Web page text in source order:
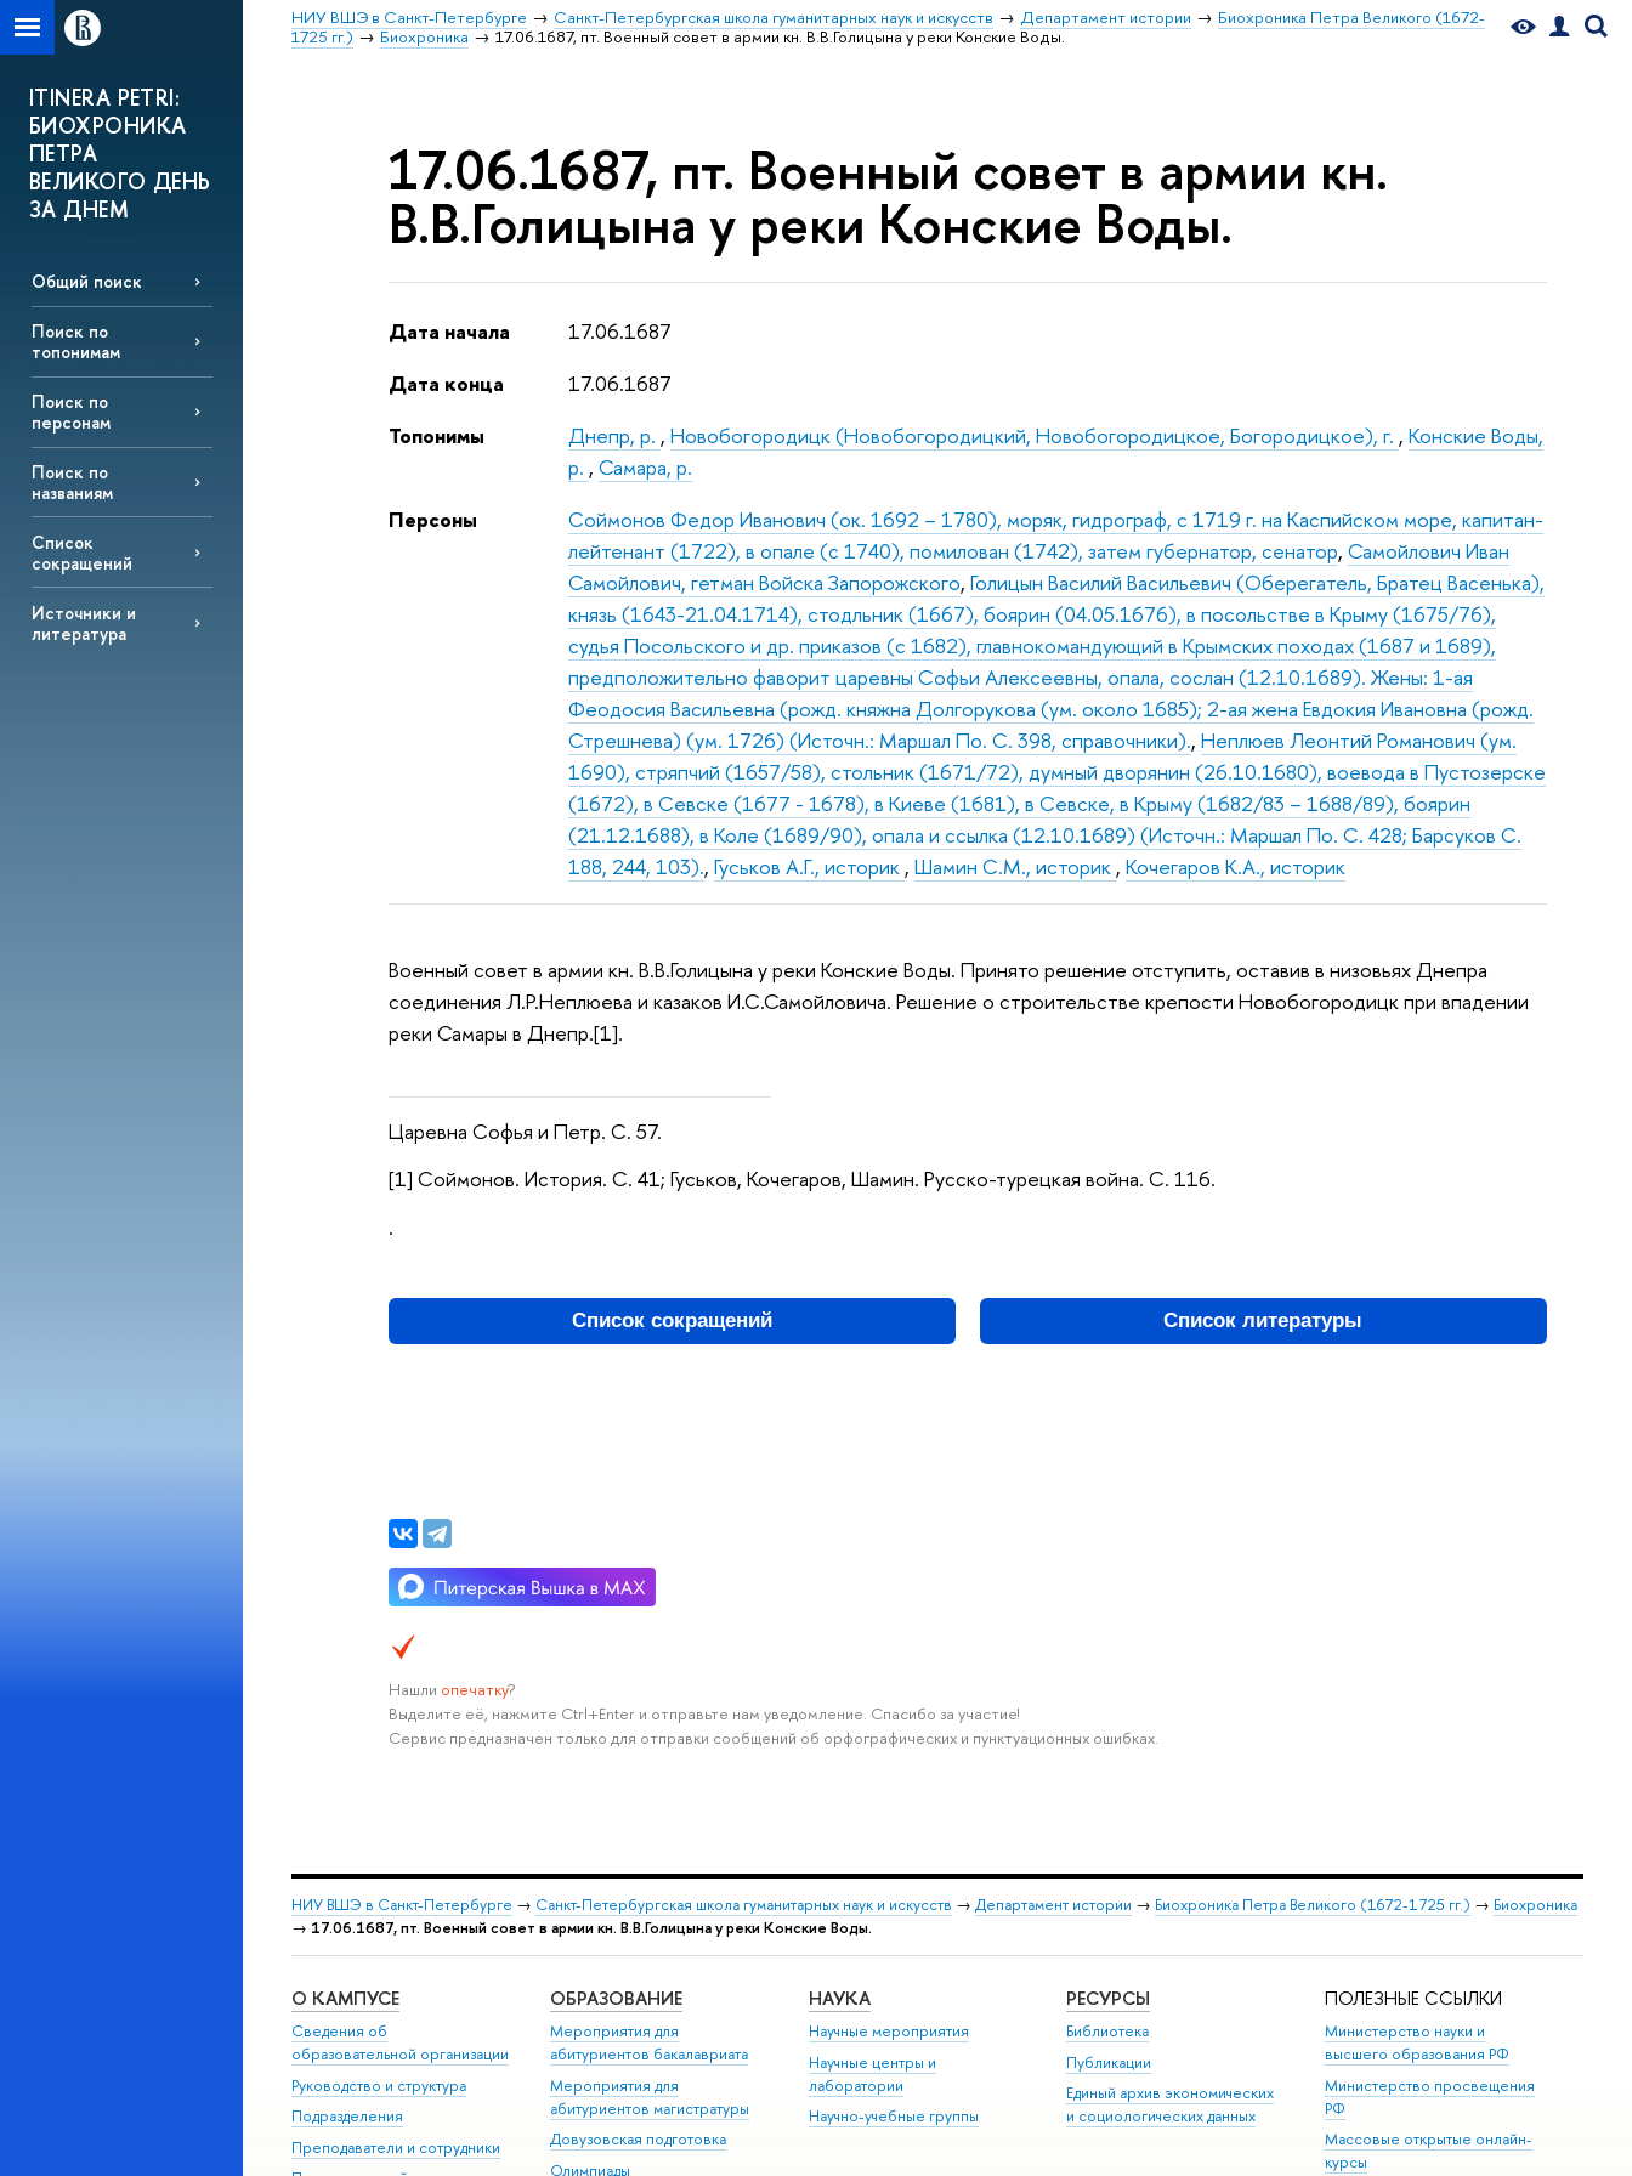
НИУ ВШЭ в Санкт-Петербурге Санкт-Петербургская школа гуманитарных наук и искусств Департамент истории
Биохроника Петра Великого (1672-
1725 гг.)
Биохроника 17.06.1687, пт. Военный совет в армии кн. В.В.Голицына у реки Конские Воды.
ITINERA PETRI:
БИОХРОНИКА
ПЕТРА
ВЕЛИКОГО ДЕНЬ
ЗА ДНЕМ
Общий поиск
Поиск по
топонимам
Поиск по
персонам
Поиск по
названиям
Список
сокращений
Источники и
литература
17.06.1687, пт. Военный совет в армии кн.
В.В.Голицына у реки Конские Воды.
Дата начала
17.06.1687
Дата конца
17.06.1687
Топонимы
Днепр, р. ,Новобогородицк (Новобогородицкий, Новобогородицкое, Богородицкое), г. ,Конские Воды,
р. ,Самара, р.
Персоны
Соймонов Федор Иванович (ок. 1692 – 1780), моряк, гидрограф, с 1719 г. на Каспийском море, капитан-
лейтенант (1722), в опале (с 1740), помилован (1742), затем губернатор, сенатор,Самойлович Иван
Самойлович, гетман Войска Запорожского,Голицын Василий Васильевич (Оберегатель, Братец Васенька),
князь (1643-21.04.1714), стодльник (1667), боярин (04.05.1676), в посольстве в Крыму (1675/76),
судья Посольского и др. приказов (с 1682), главнокомандующий в Крымских походах (1687 и 1689),
предположительно фаворит царевны Софьи Алексеевны, опала, сослан (12.10.1689). Жены: 1-ая
Феодосия Васильевна (рожд. княжна Долгорукова (ум. около 1685); 2-ая жена Евдокия Ивановна (рожд.
Стрешнева) (ум. 1726) (Источн.: Маршал По. С. 398, справочники).,Неплюев Леонтий Романович (ум.
1690), стряпчий (1657/58), стольник (1671/72), думный дворянин (26.10.1680), воевода в Пустозерске
(1672), в Севске (1677 - 1678), в Киеве (1681), в Севске, в Крыму (1682/83 – 1688/89), боярин
(21.12.1688), в Коле (1689/90), опала и ссылка (12.10.1689) (Источн.: Маршал По. С. 428; Барсуков С.
188, 244, 103).,Гуськов А.Г., историк ,Шамин C.М., историк ,Кочегаров К.А., историк
Военный совет в армии кн. В.В.Голицына у реки Конские Воды. Принято решение отступить, оставив в низовьях Днепра
соединения Л.Р.Неплюева и казаков И.С.Самойловича. Решение о строительстве крепости Новобогородицк при впадении
реки Самары в Днепр.[1].
Царевна Софья и Петр. С. 57.
[1] Соймонов. История. С. 41; Гуськов, Кочегаров, Шамин. Русско-турецкая война. С. 116.
.
Список сокращений Список литературы
Нашли опечатку?
Выделите её, нажмите Ctrl+Enter и отправьте нам уведомление. Спасибо за участие!
Сервис предназначен только для отправки сообщений об орфографических и пунктуационных ошибках.
НИУ ВШЭ в Санкт-Петербурге → Санкт-Петербургская школа гуманитарных наук и искусств → Департамент истории → Биохроника Петра Великого (1672-1725 гг.) → Биохроника
→ 17.06.1687, пт. Военный совет в армии кн. В.В.Голицына у реки Конские Воды.
О КАМПУСЕ
Сведения об
образовательной организации
Руководство и структура
Подразделения
Преподаватели и сотрудники
ОБРАЗОВАНИЕ
Мероприятия для
абитуриентов бакалавриата
Мероприятия для
абитуриентов магистратуры
Довузовская подготовка
Олимпиады
НАУКА
Научные мероприятия
Научные центры и
лаборатории
Научно-учебные группы
РЕСУРСЫ
Библиотека
Публикации
Единый архив экономических
и социологических данных
ПОЛЕЗНЫЕ ССЫЛКИ
Министерство науки и
высшего образования РФ
Министерство просвещения
РФ
Массовые открытые онлайн-
курсы